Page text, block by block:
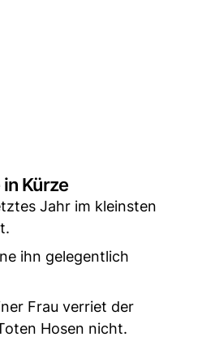
Kürze
Jahr im kleinsten
ihn gelegentlich
Frau verriet der
Hosen nicht.